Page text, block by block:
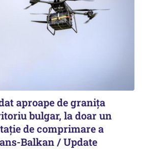
aproape de granița
bulgar, la doar un
de comprimare a
Balkan / Update